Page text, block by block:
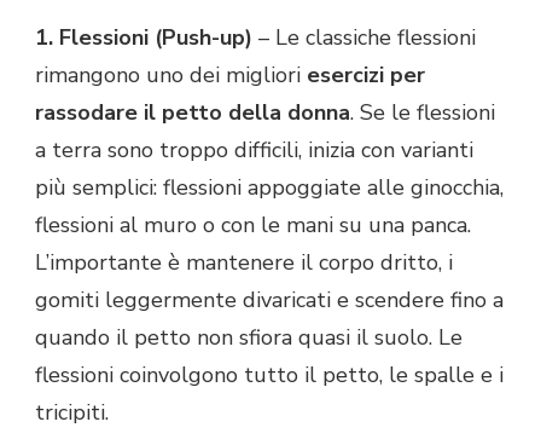
1. Flessioni (Push-up) – Le classiche flessioni
rimangono uno dei migliori esercizi per
rassodare il petto della donna. Se le flessioni
a terra sono troppo difficili, inizia con varianti
più semplici: flessioni appoggiate alle ginocchia,
flessioni al muro o con le mani su una panca.
L’importante è mantenere il corpo dritto, i
gomiti leggermente divaricati e scendere fino a
quando il petto non sfiora quasi il suolo. Le
flessioni coinvolgono tutto il petto, le spalle e i
tricipiti.